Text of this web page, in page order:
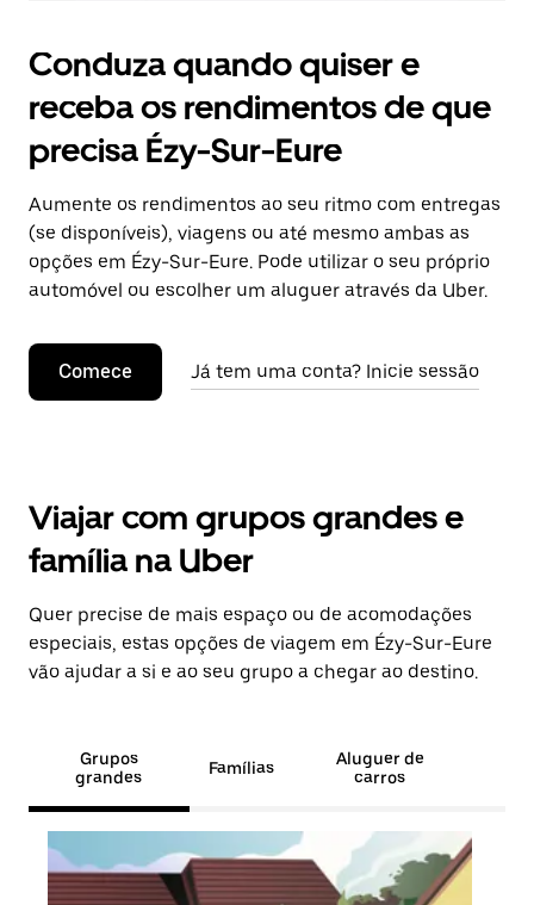
Conduza quando quiser e
receba os rendimentos de que
precisa Ézy-Sur-Eure
Aumente os rendimentos ao seu ritmo com entregas
(se disponíveis), viagens ou até mesmo ambas as
opções em Ézy-Sur-Eure. Pode utilizar o seu próprio
automóvel ou escolher um aluguer através da Uber.
Comece Já tem uma conta? Inicie sessão
Viajar com grupos grandes e
família na Uber
Quer precise de mais espaço ou de acomodações
especiais, estas opções de viagem em Ézy-Sur-Eure
vão ajudar a si e ao seu grupo a chegar ao destino.
Grupos
grandes
Famílias
Aluguer de
carros